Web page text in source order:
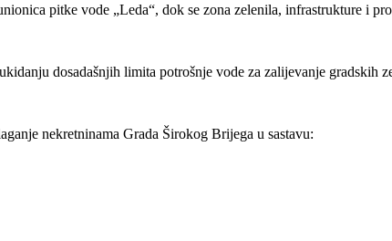
pitke vode „Leda“, dok se zona zelenila, infrastrukture i
dosadašnjih limita potrošnje vode za zalijevanje gradskih
nekretninama Grada Širokog Brijega u sastavu: